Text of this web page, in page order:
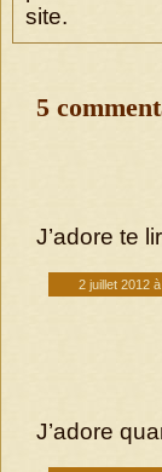
site.
5
J’adore te
2 juillet 2012
J’adore